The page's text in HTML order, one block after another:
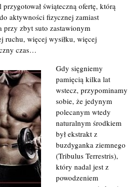
świąteczną ofertę, którą
aktywności fizycznej zamiast
przy zbyt suto zastawionym
ruchu, więcej wysiłku, więcej
czas…
Gdy sięgniemy
pamięcią kilka lat
wstecz, przypominamy
sobie, że jedynym
polecanym wtedy
naturalnym środkiem
był ekstrakt z
buzdyganka ziemnego
(Tribulus Terrestris),
który nadal jest z
powodzeniem